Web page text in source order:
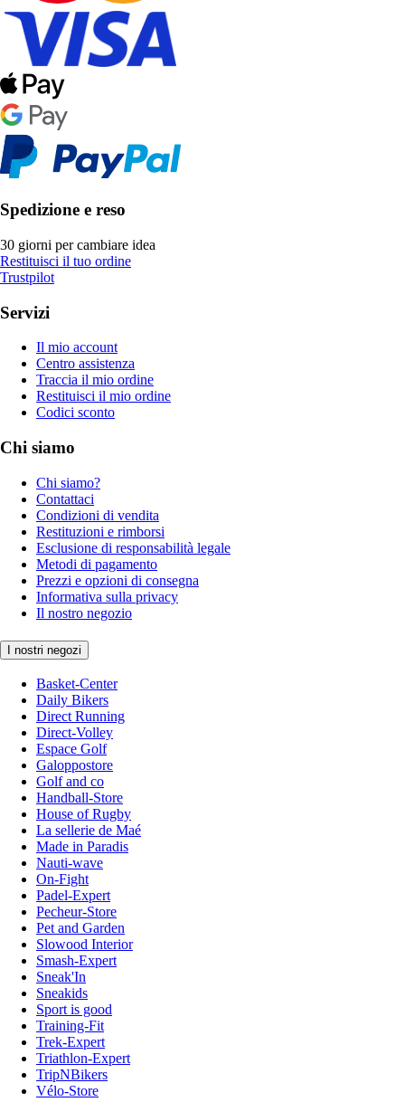
Spedizione e reso
30 giorni per cambiare idea
Restituisci il tuo ordine
Trustpilot
Servizi
Il mio account
Centro assistenza
Traccia il mio ordine
Restituisci il mio ordine
Codici sconto
Chi siamo
Chi siamo?
Contattaci
Condizioni di vendita
Restituzioni e rimborsi
Esclusione di responsabilità legale
Metodi di pagamento
Prezzi e opzioni di consegna
Informativa sulla privacy
Il nostro negozio
I nostri negozi
Basket-Center
Daily Bikers
Direct Running
Direct-Volley
Espace Golf
Galoppostore
Golf and co
Handball-Store
House of Rugby
La sellerie de Maé
Made in Paradis
Nauti-wave
On-Fight
Padel-Expert
Pecheur-Store
Pet and Garden
Slowood Interior
Smash-Expert
Sneak'In
Sneakids
Sport is good
Training-Fit
Trek-Expert
Triathlon-Expert
TripNBikers
Vélo-Store